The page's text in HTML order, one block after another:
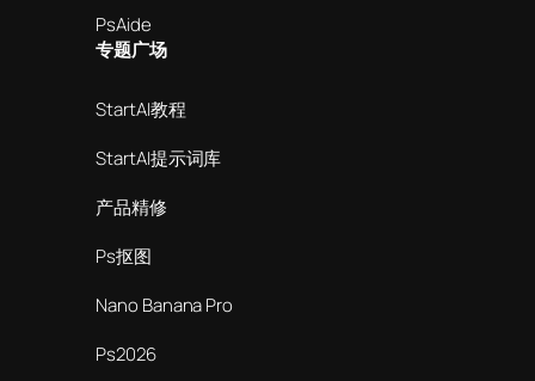
PsAide
专题广场
StartAI教程
StartAI提示词库
产品精修
Ps抠图
Nano Banana Pro
Ps2026